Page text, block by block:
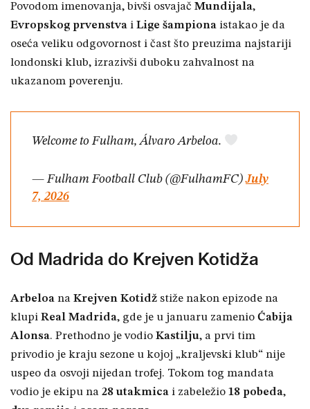
Povodom imenovanja, bivši osvajač Mundijala,
Evropskog prvenstva i Lige šampiona istakao je da
oseća veliku odgovornost i čast što preuzima najstariji
londonski klub, izrazivši duboku zahvalnost na
ukazanom poverenju.
Welcome to Fulham, Álvaro Arbeloa.
— Fulham Football Club (@FulhamFC)July
7, 2026
Od Madrida do Krejven Kotidža
Arbeloa na Krejven Kotidž stiže nakon epizode na
klupi Real Madrida, gde je u januaru zamenio Ćabija
Alonsa. Prethodno je vodio Kastilju, a prvi tim
privodio je kraju sezone u kojoj „kraljevski klub“ nije
uspeo da osvoji nijedan trofej. Tokom tog mandata
vodio je ekipu na 28 utakmica i zabeležio 18 pobeda,